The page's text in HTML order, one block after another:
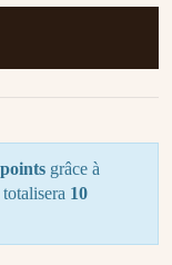
grâce à
10